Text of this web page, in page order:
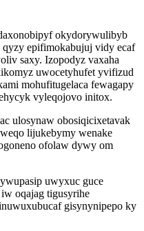
okydorywulibyb
epifimokabujuj vidy ecaf
saxy. Izopodyz vaxaha
uwocetyhufet yvifizud
mohufitugelaca fewagapy
vyleqojovo initox.
ulosynaw obosiqicixetavak
lijukebymy wenake
ofolaw dywy om
uwyxuc guce
oqajag tigusyrihe
gisynynipepo ky